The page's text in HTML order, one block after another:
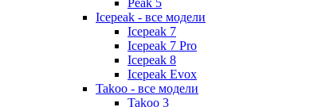
Peak 5
Icepeak - все модели
Icepeak 7
Icepeak 7 Pro
Icepeak 8
Icepeak Evox
Takoo - все модели
Takoo 3